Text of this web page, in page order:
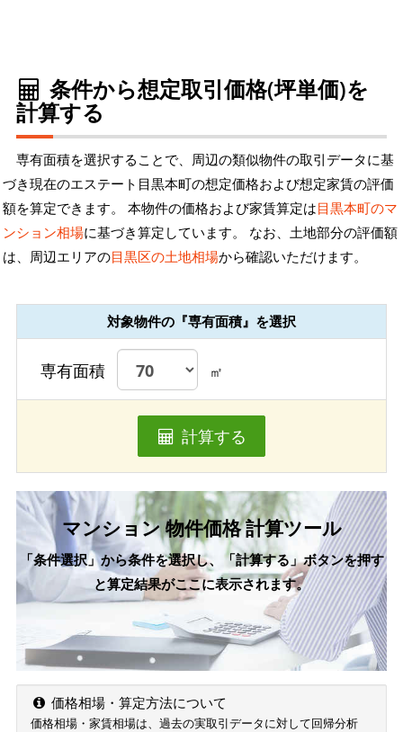
条件から想定取引価格(坪単価)を
計算する
専有面積を選択することで、周辺の類似物件の取引データに基
づき現在のエステート目黒本町の想定価格および想定家賃の評価
額を算定できます。 本物件の価格および家賃算定は目黒本町のマ
ンション相場に基づき算定しています。 なお、土地部分の評価額
は、周辺エリアの目黒区の土地相場から確認いただけます。
対象物件の『専有面積』を選択
専有面積 ㎡
計算する
マンション 物件価格 計算ツール
「条件選択」から条件を選択し、「計算する」ボタンを押す
と算定結果がここに表示されます。
価格相場・算定方法について
価格相場・家賃相場は、過去の実取引データに対して回帰分析